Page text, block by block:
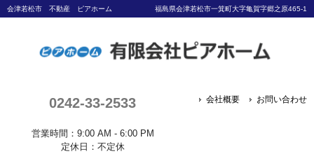
会津若松市 不動産 ピアホーム 福島県会津若松市一箕町大字亀賀字郷之原465-1
0242-33-2533
営業時間：9:00 AM - 6:00 PM
定休日：不定休
会社概要 お問い合わせ